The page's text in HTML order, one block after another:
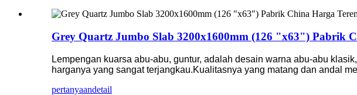
Grey Quartz Jumbo Slab 3200x1600mm (126 "x63") Pabrik
Lempengan kuarsa abu-abu, guntur, adalah desain warna abu-abu
harganya yang sangat terjangkau.Kualitasnya yang matang dan andal
pertanyaandetail